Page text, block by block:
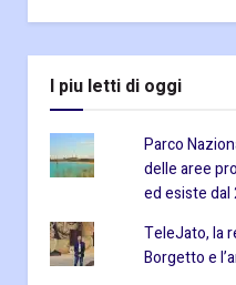
I piu letti di oggi
Parco
delle aree
ed esiste dal
TeleJato, la
Borgetto e